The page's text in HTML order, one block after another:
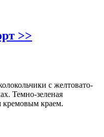
>>
с желтовато-
Темно-зеленая
кремовым краем.